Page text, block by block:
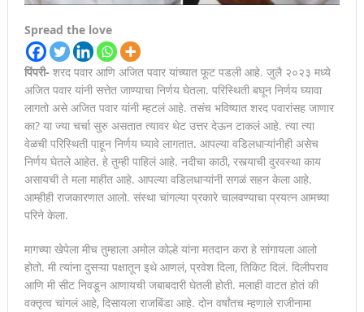
Spread the love
पिंपरी- शरद पवार आणि अजित पवार यांच्यात फूट पडली आहे. जुलै २०२३ मध्ये
अजित पवार यांनी सत्तेत जाण्याचा निर्णय घेतला. परिस्थिती बघून निर्णय घ्यावा
लागतो असे अजित पवार यांनी म्हटलं आहे. तसंच भविष्यात शरद पवारांसह जाणार
का? या ज्या चर्चा सुरु असतात त्यावर थेट उत्तर देऊन टाकलं आहे. त्या त्या
वेळची परिस्थिती पाहून निर्णय घ्यावे लागतात. आपल्या वडिलधाऱ्यांनीही असेच
निर्णय घेतले आहेत. हे तुम्ही पाहिलं आहे. नदीचा काठी, रस्त्याची दुरवस्था काय
असायची ते मला माहीत आहे. आपल्या वडिलधाऱ्यांनी सगळं सहन केला आहे.
आम्हीही राजकारणात आलो. संस्था चांगल्या प्रकारे चालवण्याचा प्रयत्न आमच्या
परिने केला.
मागच्या खेपेला मीच तुम्हाला अमोल कोल्हे यांना मतदान करा हे सांगायला आलो
होतो. मी त्यांना दुसऱ्या पक्षातून इथे आणलं, प्रवेश दिला, तिकिट दिलं. दिलीपराव
आणि मी सीट निवडून आणायची जबाबदारी घेतली होती. मलाही वाटत होतं की
वक्तृत्व चांगलं आहे, दिसायला राजबिंडा आहे. दोन वर्षांतच म्हणाले राजीनामा